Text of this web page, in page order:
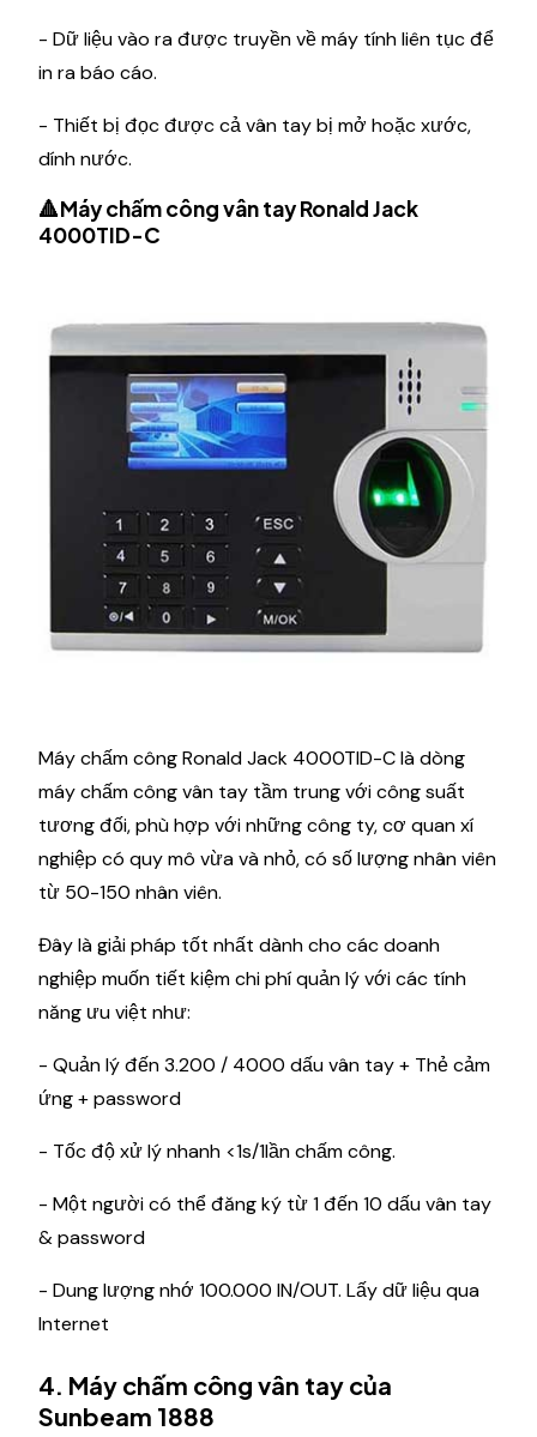
- Dữ liệu vào ra được truyền về máy tính liên tục để
in ra báo cáo.
- Thiết bị đọc được cả vân tay bị mở hoặc xước,
dính nước.
🔺Máy chấm công vân tay Ronald Jack
4000TID-C
Máy chấm công Ronald Jack 4000TID-C là dòng
máy chấm công vân tay tầm trung với công suất
tương đối, phù hợp với những công ty, cơ quan xí
nghiệp có quy mô vừa và nhỏ, có số lượng nhân viên
từ 50-150 nhân viên.
Đây là giải pháp tốt nhất dành cho các doanh
nghiệp muốn tiết kiệm chi phí quản lý với các tính
năng ưu việt như:
- Quản lý đến 3.200 / 4000 dấu vân tay + Thẻ cảm
ứng + password
- Tốc độ xử lý nhanh <1s/1lần chấm công.
- Một người có thể đăng ký từ 1 đến 10 dấu vân tay
& password
- Dung lượng nhớ 100.000 IN/OUT. Lấy dữ liệu qua
Internet
4. Máy chấm công vân tay của
Sunbeam 1888